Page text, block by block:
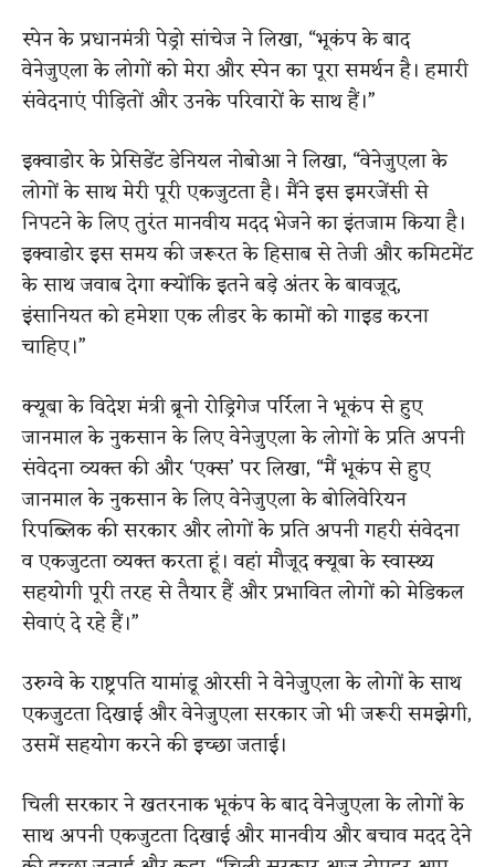
स्पेन के प्रधानमंत्री पेड्रो सांचेज ने लिखा, “भूकंप के बाद
वेनेजुएला के लोगों को मेरा और स्पेन का पूरा समर्थन है। हमारी
संवेदनाएं पीड़ितों और उनके परिवारों के साथ हैं।”
इक्वाडोर के प्रेसिडेंट डेनियल नोबोआ ने लिखा, “वेनेजुएला के
लोगों के साथ मेरी पूरी एकजुटता है। मैंने इस इमरजेंसी से
निपटने के लिए तुरंत मानवीय मदद भेजने का इंतजाम किया है।
इक्वाडोर इस समय की जरूरत के हिसाब से तेजी और कमिटमेंट
के साथ जवाब देगा क्योंकि इतने बड़े अंतर के बावजूद,
इंसानियत को हमेशा एक लीडर के कामों को गाइड करना
चाहिए।”
क्यूबा के विदेश मंत्री ब्रूनो रोड्रिगेज पर्रिला ने भूकंप से हुए
जानमाल के नुकसान के लिए वेनेजुएला के लोगों के प्रति अपनी
संवेदना व्यक्त की और ‘एक्स’ पर लिखा, “मैं भूकंप से हुए
जानमाल के नुकसान के लिए वेनेजुएला के बोलिवेरियन
रिपब्लिक की सरकार और लोगों के प्रति अपनी गहरी संवेदना
व एकजुटता व्यक्त करता हूं। वहां मौजूद क्यूबा के स्वास्थ्य
सहयोगी पूरी तरह से तैयार हैं और प्रभावित लोगों को मेडिकल
सेवाएं दे रहे हैं।”
उरुग्वे के राष्ट्रपति यामांडू ओरसी ने वेनेजुएला के लोगों के साथ
एकजुटता दिखाई और वेनेजुएला सरकार जो भी जरूरी समझेगी,
उसमें सहयोग करने की इच्छा जताई।
चिली सरकार ने खतरनाक भूकंप के बाद वेनेजुएला के लोगों के
साथ अपनी एकजुटता दिखाई और मानवीय और बचाव मदद देने